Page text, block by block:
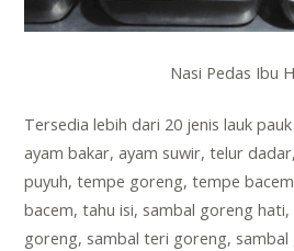
Nasi Pedas Ibu
Tersedia lebih dari 20 jenis lauk
ayam bakar, ayam suwir, telur
puyuh, tempe goreng, tempe
bacem, tahu isi, sambal goreng
goreng, sambal teri goreng,